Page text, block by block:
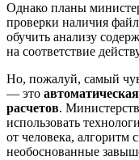
Однако планы
проверки наличия
обучить анализу
на соответствие
Но, пожалуй, самый
— это
расчетов.
использовать
от человека, алгоритм
необоснованные